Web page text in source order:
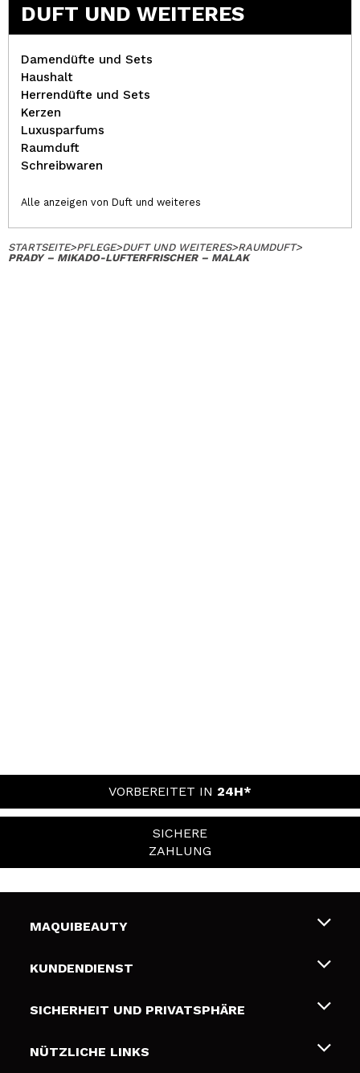
DUFT UND WEITERES
Damendüfte und Sets
Haushalt
Herrendüfte und Sets
Kerzen
Luxusparfums
Raumduft
Schreibwaren
Alle anzeigen von Duft und weiteres
STARTSEITE>PFLEGE>DUFT UND WEITERES>RAUMDUFT>
PRADY – MIKADO-LUFTERFRISCHER – MALAK
VORBEREITET IN 24H*
SICHERE
ZAHLUNG
MAQUIBEAUTY
Über uns
Geschenkkarten
KUNDENDIENST
Liefer- und Versandkosten
Zahlung
SICHERHEIT UND PRIVATSPHÄRE
Bedingungen und Datenschutz
NÜTZLICHE LINKS